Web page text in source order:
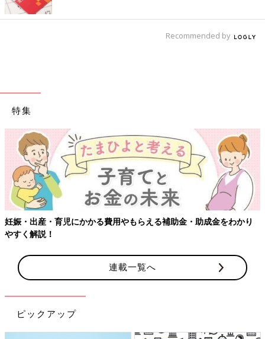
が聞こえてきそうですね。でも本当にそれだけでしょうか。
家でつきっきりで見る必要があるとしたら、それまでやってきた
とはいえ、親のサポートは必要です。サポートは大きく2つに分
1つ目は、事務的なサポートです。
当日の移動や、事務手続き等は親のサポートが必須でしょう。特
に首都圏はスケジュールがタイトです。発表された合否に応じ
て、複雑な対応が必要なご家庭も多いでしょう。あらかじめ様々
な結果に応じた対応フローと、出願から入学までの手続きのチェ
ックリストを作成しておきましょう。
特に当日の移動も親が付き添いできるとよいことが多いです。た
とえ移動に慣れた子どもだとしても、緊張ゆえに思わぬミスが起
こることを想定し、可能な限り大人が現地まで送迎をするのがい
いと思います。
2つ目は、精神的なサポートです。
家庭は、子どもが不安を吐き出せる場所になるのが理想です。不
安は不安以外の形として話題に上がることも多いものです。子ど
もが話し始めたら、『いつもの3割増』丁寧に聞くとよいでしょ
Recommended by
特集
妊娠・出産・育児にかかる費用やもらえる補助金・助成金をわかり
やすく解説！
連載一覧へ
ピックアップ